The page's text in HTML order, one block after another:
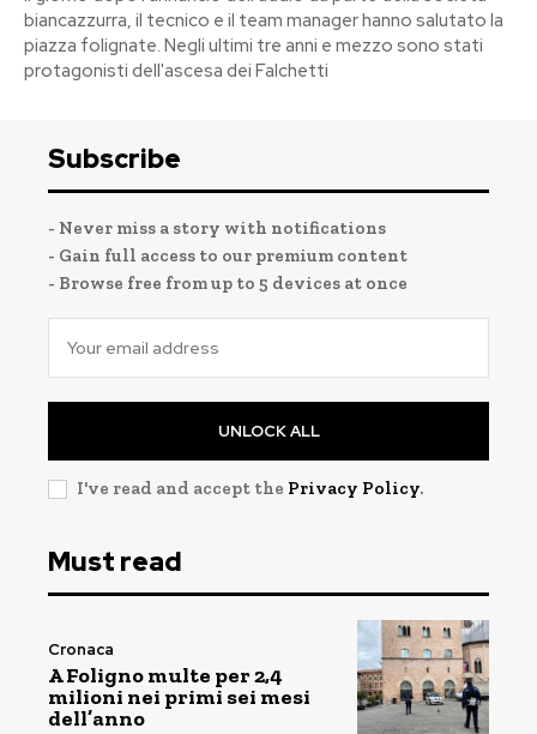
biancazzurra, il tecnico e il team manager hanno salutato la
piazza folignate. Negli ultimi tre anni e mezzo sono stati
protagonisti dell'ascesa dei Falchetti
Subscribe
- Never miss a story with notifications
- Gain full access to our premium content
- Browse free from up to 5 devices at once
UNLOCK ALL
I've read and accept the Privacy Policy.
Must read
Cronaca
A Foligno multe per 2,4
milioni nei primi sei mesi
dell’anno